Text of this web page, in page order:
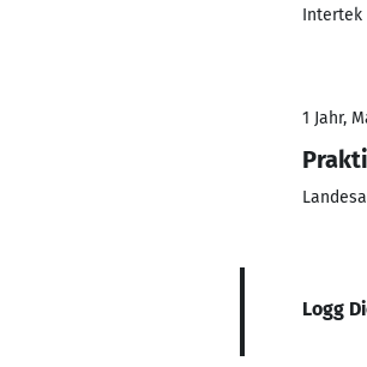
Intertek
1 Jahr,
Logg